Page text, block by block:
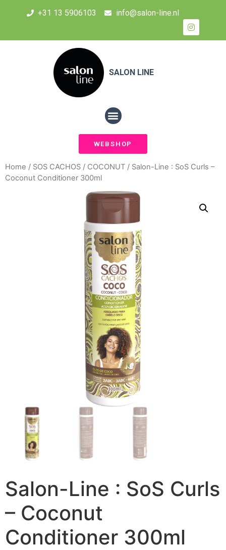
+31 13 5906103 info@salon-line.nl
SALON LINE
WEBSHOP
Home / SOS CACHOS / COCONUT / Salon-Line : SoS Curls –
Coconut Conditioner 300ml
Salon-Line : SoS Curls
– Coconut
Conditioner 300ml